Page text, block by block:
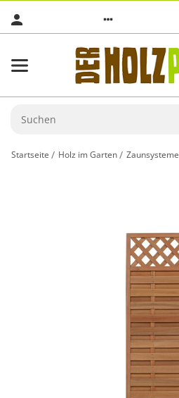
Startseite Holz im Garten Zaunsysteme